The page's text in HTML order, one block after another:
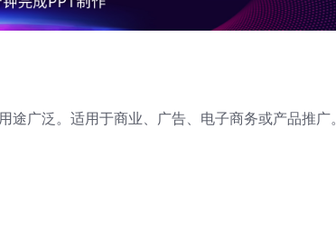
广泛。适用于商业、广告、电子商务或产品推广。